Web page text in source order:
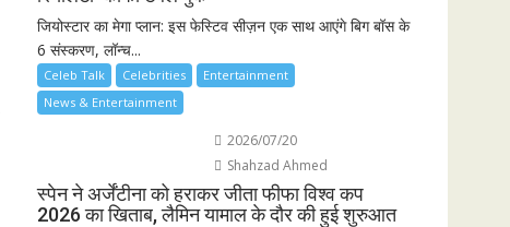
जियोस्टार का मेगा प्लान: इस फेस्टिव सीज़न एक साथ आएंगे बिग बॉस के
6 संस्करण, लॉन्च...
Celeb Talk Celebrities
Entertainment
News & Entertainment
2026/07/20
Shahzad Ahmed
स्पेन ने अर्जेंटीना को हराकर जीता फीफा विश्व कप
2026 का खिताब, लैमिन यामाल के दौर की हुई शुरुआत